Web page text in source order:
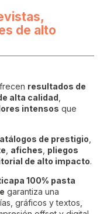
de alto
resultados de
alta calidad
intensos que
de prestigio
afiches pliegos
de alto impacto.
100% pasta
garantiza una
gráficos y textos,